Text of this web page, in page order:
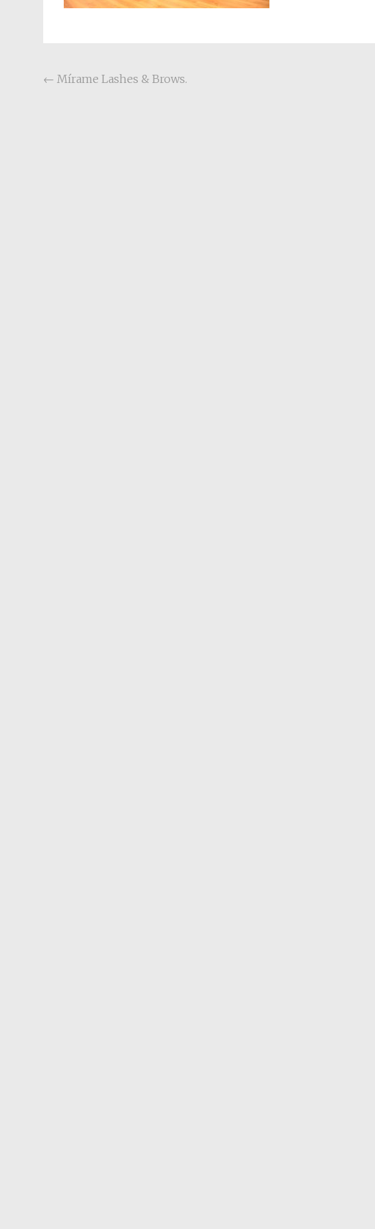
Post navigation
← Mírame Lashes & Brows.